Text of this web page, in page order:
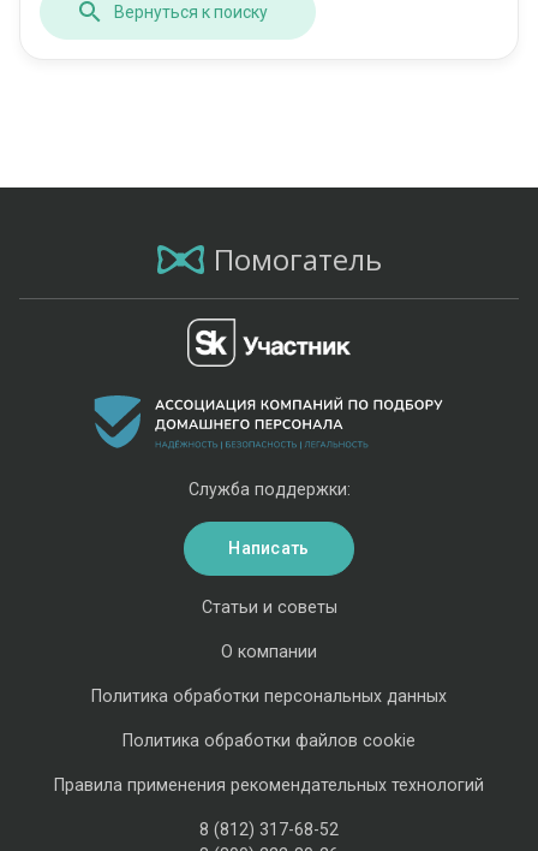
Вернуться к поиску
Помогатель
Статьи и советы
О компании
Политика обработки персональных данных
Политика обработки файлов cookie
Правила применения рекомендательных технологий
8 (812) 317-68-52
Служба поддержки:
Написать